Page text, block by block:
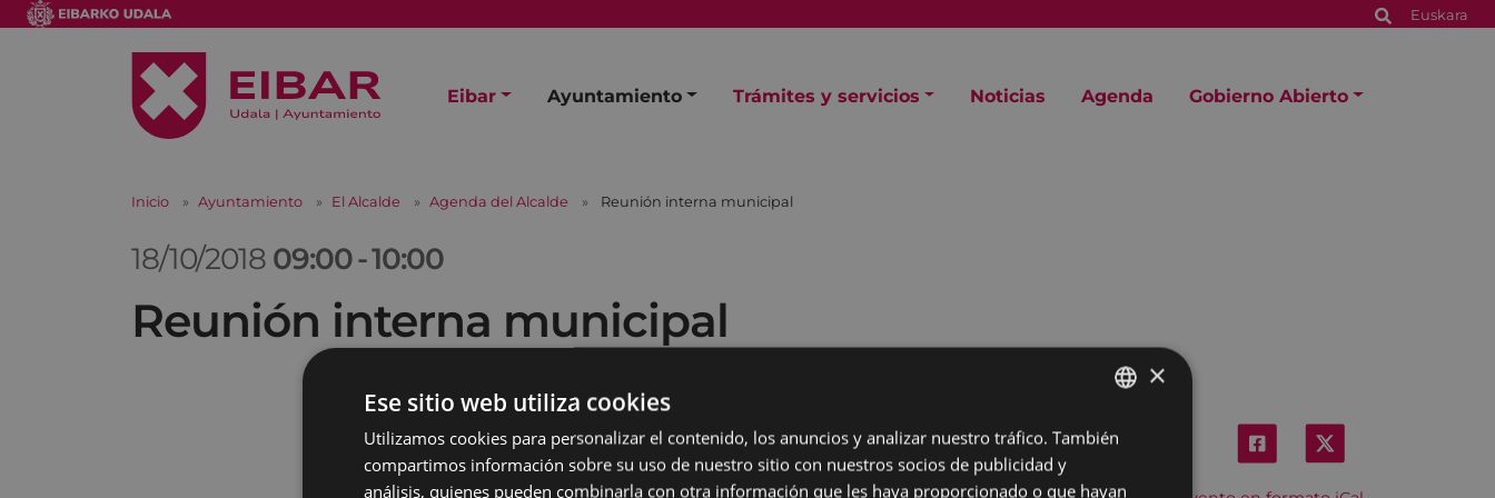
Euskara
Eibar Ayuntamiento Trámites y servicios Noticias Agenda Gobierno Abierto
Inicio Ayuntamiento El Alcalde Agenda del Alcalde Reunión interna municipal
18/10/2018 09:00-10:00
Reunión interna municipal
BASQUE
×
Ese sitio web utiliza cookies
Utilizamos cookies para personalizar el contenido, los anuncios y analizar nuestro tráfico. También
compartimos información sobre su uso de nuestro sitio con nuestros socios de publicidad y
análisis, quienes pueden combinarla con otra información que les haya proporcionado o que hayan